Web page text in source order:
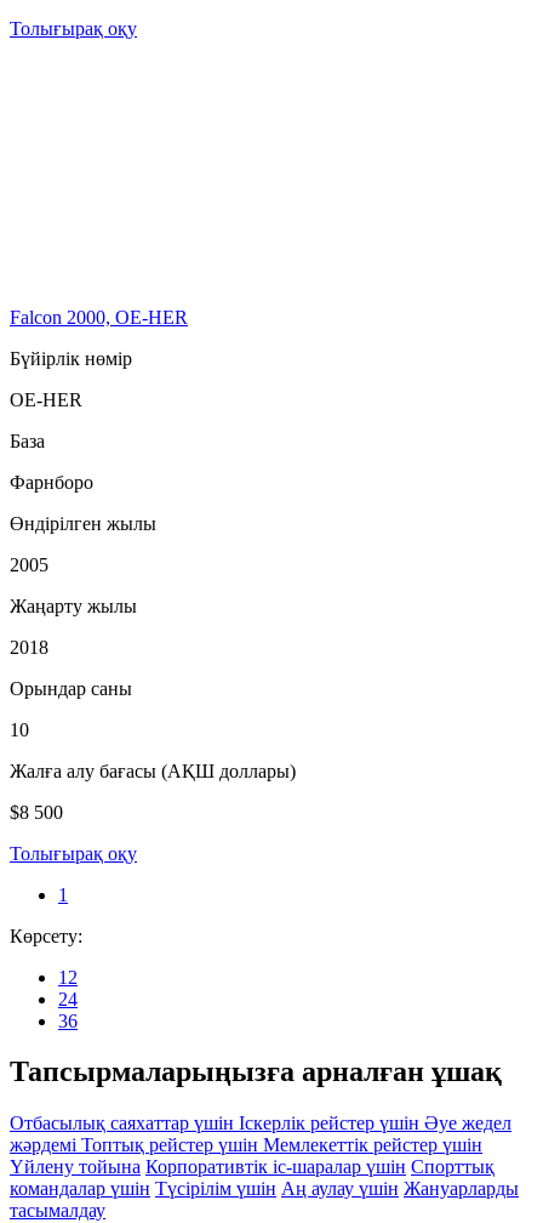
Толығырақ оқу
Falcon 2000, OE-HER
Бүйірлік нөмір
OE-HER
База
Фарнборо
Өндірілген жылы
2005
Жаңарту жылы
2018
Орындар саны
10
Жалға алу бағасы (АҚШ доллары)
$8 500
Толығырақ оқу
1
Көрсету:
12
24
36
Тапсырмаларыңызға арналған ұшақ
Отбасылық саяхаттар үшін Іскерлік рейстер үшін Әуе жедел
жәрдемі Топтық рейстер үшін Мемлекеттік рейстер үшін
Үйлену тойына Корпоративтік іс-шаралар үшін Спорттық
командалар үшін Түсірілім үшін Аң аулау үшін Жануарларды
тасымалдау